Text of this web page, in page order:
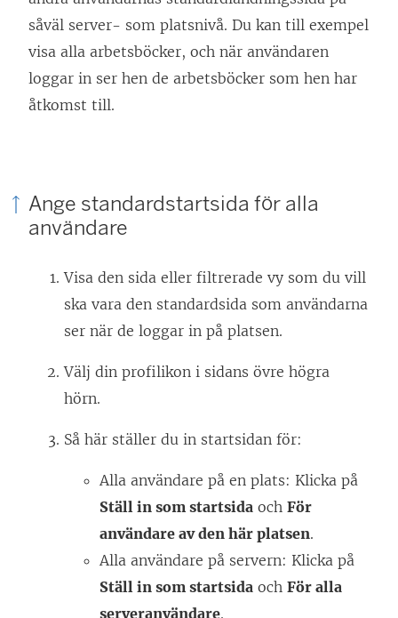
såväl server- som platsnivå. Du kan till exempel
visa alla arbetsböcker, och när användaren
loggar in ser hen de arbetsböcker som hen har
åtkomst till.
Ange standardstartsida för alla
användare
Visa den sida eller filtrerade vy som du vill
ska vara den standardsida som användarna
ser när de loggar in på platsen.
Välj din profilikon i sidans övre högra
hörn.
Så här ställer du in startsidan för:
Alla användare på en plats: Klicka på
Ställ in som startsida och För
användare av den här platsen.
Alla användare på servern: Klicka på
Ställ in som startsida och För alla
serveranvändare.